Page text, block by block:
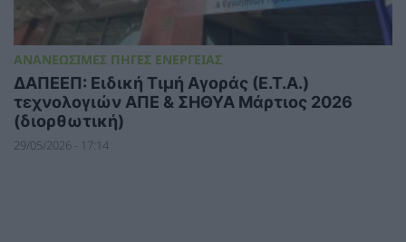
ΑΝΑΝΕΩΣΙΜΕΣ ΠΗΓΕΣ ΕΝΕΡΓΕΙΑΣ
ΔΑΠΕΕΠ: Ειδική Τιμή Αγοράς (Ε.Τ.Α.)
τεχνολογιών ΑΠΕ & ΣΗΘΥΑ Μάρτιος 2026
(διορθωτική)
29/05/2026 - 17:14